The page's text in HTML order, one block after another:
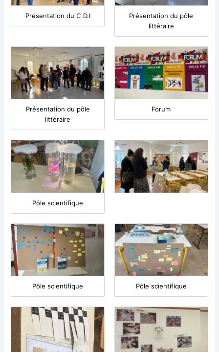
Présentation du C.D.I
Présentation du pôle
littéraire
Présentation du pôle
littéraire
Forum
Pôle scientifique
Pôle scientifique Pôle scientifique